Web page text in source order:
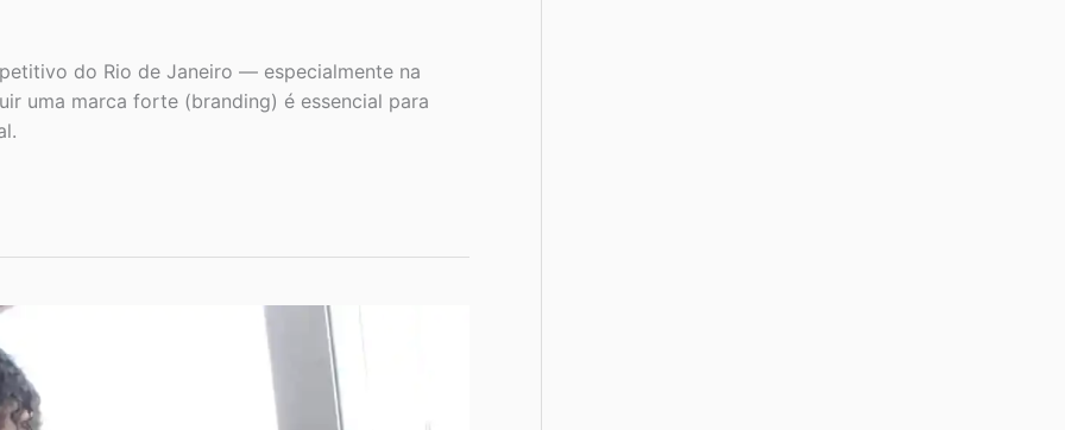
do Rio de Janeiro — especialmente na
uma marca forte (branding) é essencial para